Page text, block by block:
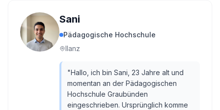
Sani
Pädagogische Hochschule
Ilanz
"Hallo, ich bin Sani, 23 Jahre alt und
momentan an der Pädagogischen
Hochschule Graubünden
eingeschrieben. Ursprünglich komme